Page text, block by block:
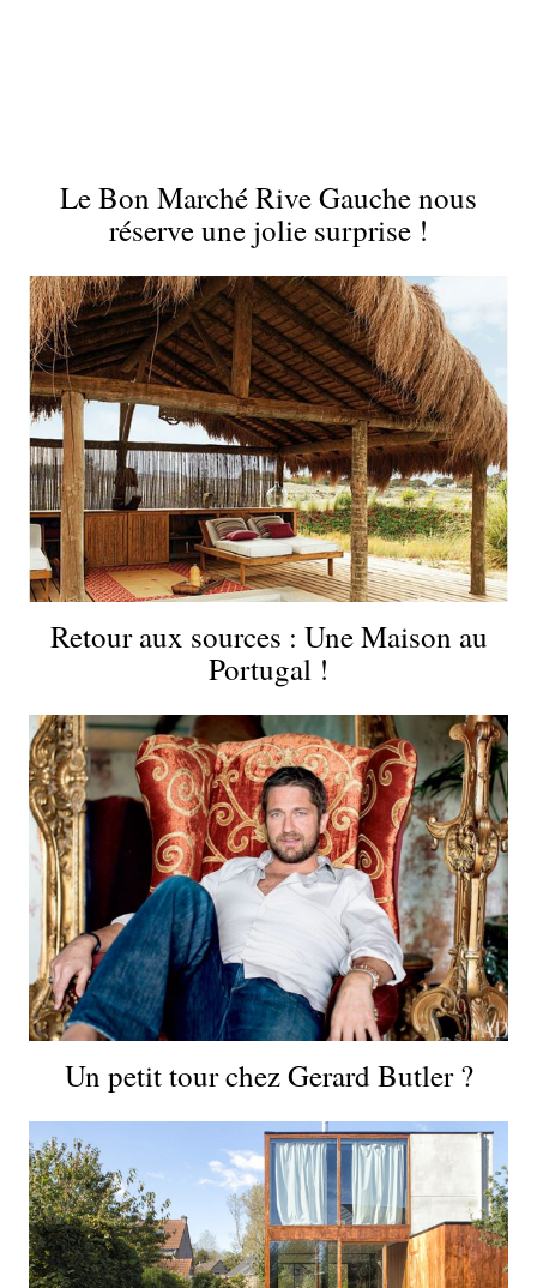
Le Bon Marché Rive Gauche nous
réserve une jolie surprise !
Retour aux sources : Une Maison au
Portugal !
Un petit tour chez Gerard Butler ?